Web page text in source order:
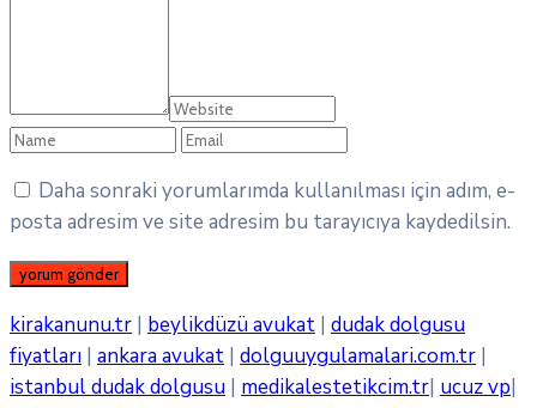
Daha sonraki yorumlarımda kullanılması için adım, e-
posta adresim ve site adresim bu tarayıcıya kaydedilsin.
kirakanunu.tr | beylikdüzü avukat | dudak dolgusu
fiyatları | ankara avukat | dolguuygulamalari.com.tr |
istanbul dudak dolgusu | medikalestetikcim.tr| ucuz vp|